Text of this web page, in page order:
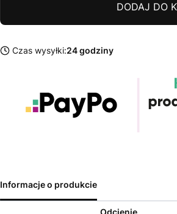
DODAJ DO
Czas wysyłki:24 godziny
Informacje o produkcie
Odcienie